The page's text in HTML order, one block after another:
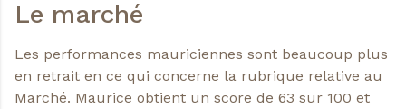
Le marché
Les performances mauriciennes sont beaucoup plus
en retrait en ce qui concerne la rubrique relative au
Marché. Maurice obtient un score de 63 sur 100 et